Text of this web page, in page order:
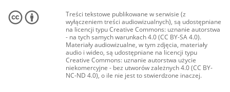
Treści tekstowe publikowane w serwisie (z
wyłączeniem treści audiowizualnych), są udostępniane
na licencji typu Creative Commons: uznanie autorstwa
- na tych samych warunkach 4.0 (CC BY-SA 4.0).
Materiały audiowizualne, w tym zdjęcia, materiały
audio i wideo, są udostępniane na licencji typu
Creative Commons: uznanie autorstwa użycie
niekomercyjne - bez utworów zależnych 4.0 (CC BY-
NC-ND 4.0), o ile nie jest to stwierdzone inaczej.